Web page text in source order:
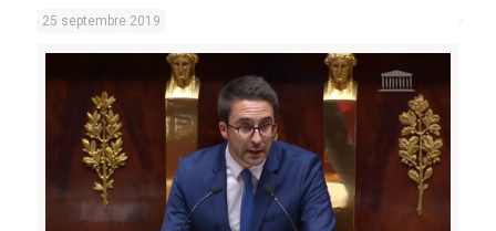
25 septembre 2019